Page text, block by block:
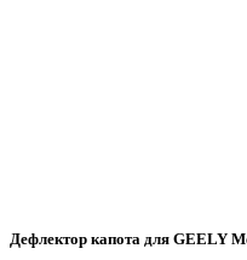
Дефлектор капота для GEELY